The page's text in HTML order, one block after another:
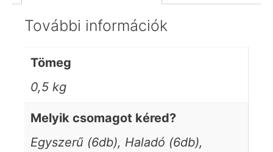
További információk
Tömeg
0,5 kg
Melyik csomagot kéred?
Egyszerű (6db), Haladó (6db),